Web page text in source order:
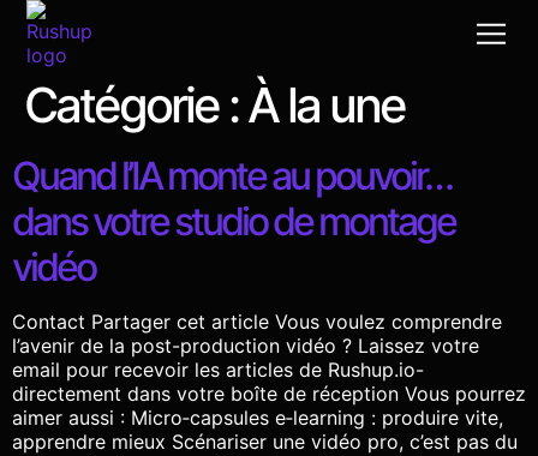
Catégorie :À la une
Quand l’IA monte au pouvoir…
dans votre studio de montage
vidéo
Contact Partager cet article Vous voulez comprendre
l’avenir de la post-production vidéo ? Laissez votre
email pour recevoir les articles de Rushup.io-
directement dans votre boîte de réception Vous pourrez
aimer aussi : Micro‑capsules e‑learning : produire vite,
apprendre mieux Scénariser une vidéo pro, c’est pas du